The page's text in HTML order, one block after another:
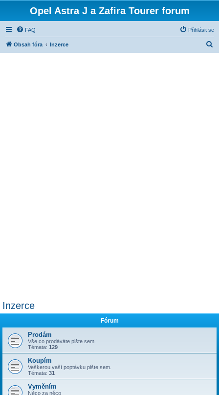
Opel Astra J a Zafira Tourer forum
FAQ Přihlásit se
Obsah fóra Inzerce
Inzerce
Fórum
Prodám
Vše co prodáváte pište sem.
Témata: 129
Koupím
Veškerou vaší poptávku pište sem.
Témata: 31
Vyměním
Něco za něco